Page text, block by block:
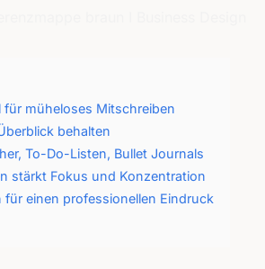
müheloses Mitschreiben
behalten
To-Do-Listen, Bullet Journals
stärkt Fokus und Konzentration
einen professionellen Eindruck